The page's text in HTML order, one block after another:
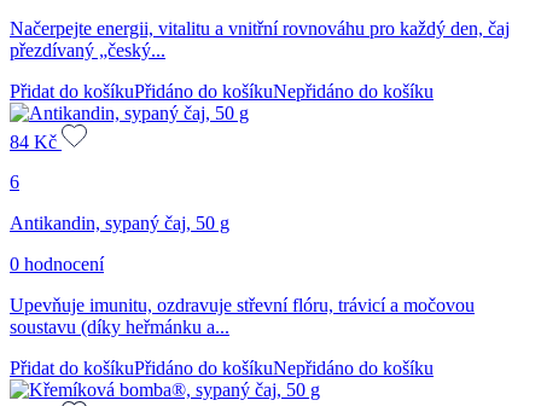
Načerpejte energii, vitalitu a vnitřní rovnováhu pro každý den, čaj
přezdívaný „český...
Přidat do košíkuPřidáno do košíkuNepřidáno do košíku
84 Kč
6
Antikandin, sypaný čaj, 50 g
0 hodnocení
Upevňuje imunitu, ozdravuje střevní flóru, trávicí a močovou
soustavu (díky heřmánku a...
Přidat do košíkuPřidáno do košíkuNepřidáno do košíku